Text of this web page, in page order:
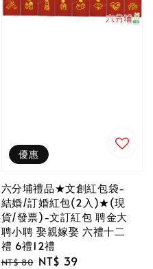
優惠
六分埔禮品★文創紅包袋-
結婚/訂婚紅包(2入)★(現
貨/發票)-文訂紅包 聘金大
聘小聘 娶親嫁娶 六禮十二
禮 6禮12禮
Regular
NT$ 80 Sale
NT$ 39